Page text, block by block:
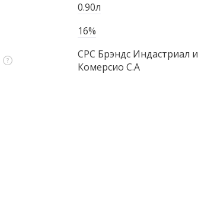
0.90л
16%
СРС Брэндс Индастриал и
Комерсио С.А